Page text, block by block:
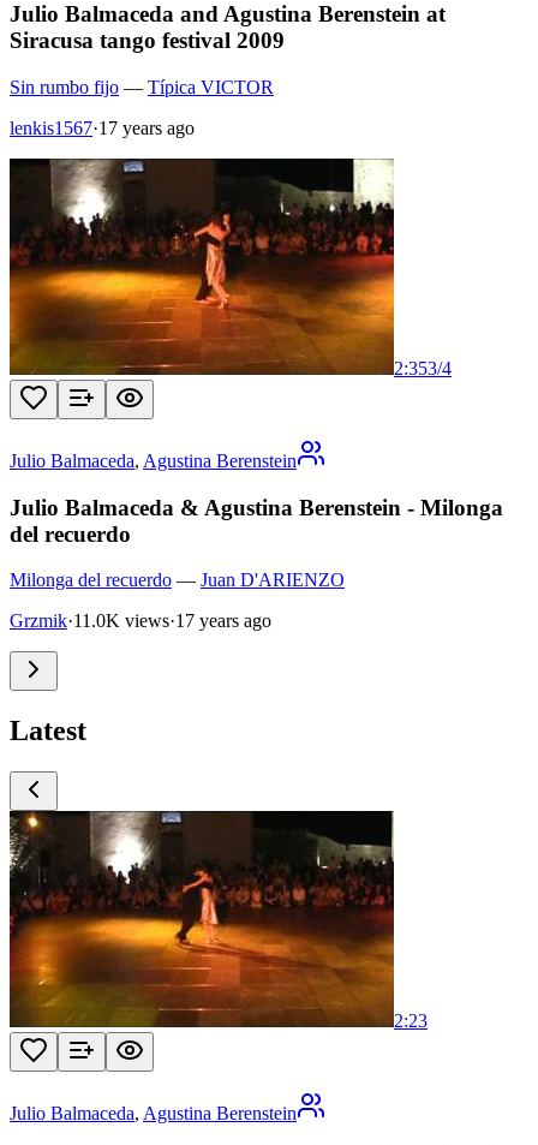
Julio Balmaceda and Agustina Berenstein at
Siracusa tango festival 2009
Sin rumbo fijo — Típica VICTOR
lenkis1567·17 years ago
2:353/4
Julio Balmaceda, Agustina Berenstein
Julio Balmaceda & Agustina Berenstein - Milonga
del recuerdo
Milonga del recuerdo — Juan D'ARIENZO
Grzmik·11.0K views·17 years ago
Latest
2:23
Julio Balmaceda, Agustina Berenstein